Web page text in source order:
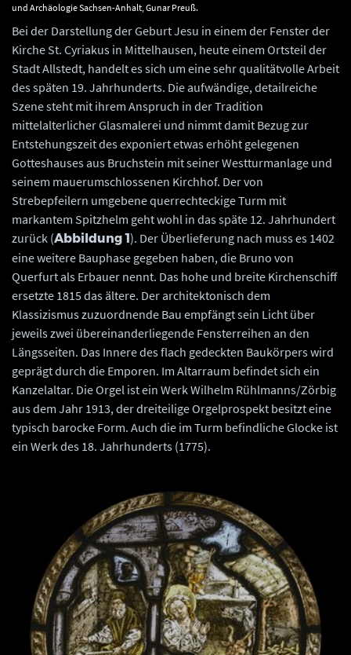
und Archäologie Sachsen-Anhalt, Gunar Preuß.
Bei der Darstellung der Geburt Jesu in einem der Fenster der
Kirche St. Cyriakus in Mittelhausen, heute einem Ortsteil der
Stadt Allstedt, handelt es sich um eine sehr qualitätvolle Arbeit
des späten 19. Jahrhunderts. Die aufwändige, detailreiche
Szene steht mit ihrem Anspruch in der Tradition
mittelalterlicher Glasmalerei und nimmt damit Bezug zur
Entstehungszeit des exponiert etwas erhöht gelegenen
Gotteshauses aus Bruchstein mit seiner Westturmanlage und
seinem mauerumschlossenen Kirchhof. Der von
Strebepfeilern umgebene querrechteckige Turm mit
markantem Spitzhelm geht wohl in das späte 12. Jahrhundert
zurück (Abbildung 1). Der Überlieferung nach muss es 1402
eine weitere Bauphase gegeben haben, die Bruno von
Querfurt als Erbauer nennt. Das hohe und breite Kirchenschiff
ersetzte 1815 das ältere. Der architektonisch dem
Klassizismus zuzuordnende Bau empfängt sein Licht über
jeweils zwei übereinanderliegende Fensterreihen an den
Längsseiten. Das Innere des flach gedeckten Baukörpers wird
geprägt durch die Emporen. Im Altarraum befindet sich ein
Kanzelaltar. Die Orgel ist ein Werk Wilhelm Rühlmanns/Zörbig
aus dem Jahr 1913, der dreiteilige Orgelprospekt besitzt eine
typisch barocke Form. Auch die im Turm befindliche Glocke ist
ein Werk des 18. Jahrhunderts (1775).